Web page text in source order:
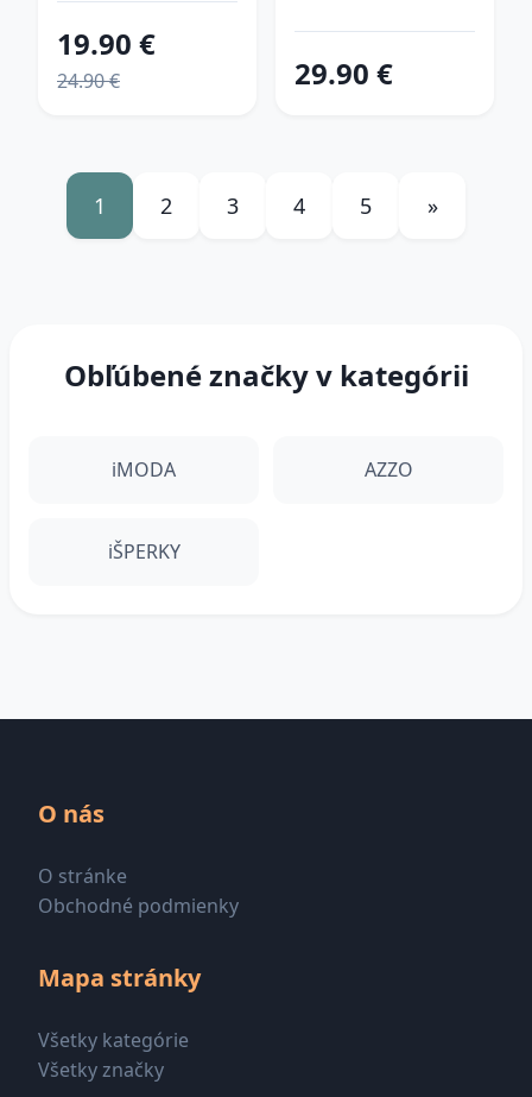
19.90 €
24.90 € 29.90 €
1 2 3 4 5 »
Obľúbené značky v kategórii
iMODA AZZO
iŠPERKY
O nás
O stránke
Obchodné podmienky
Mapa stránky
Všetky kategórie
Všetky značky